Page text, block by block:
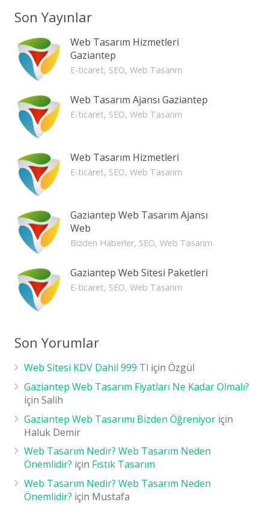
Son Yayınlar
Web Tasarım Hizmetleri
Gaziantep
E-ticaret, SEO, Web Tasarım
Web Tasarım Ajansı Gaziantep
E-ticaret, SEO, Web Tasarım
Web Tasarım Hizmetleri
E-ticaret, SEO, Web Tasarım
Gaziantep Web Tasarım Ajansı
Web
Bizden Haberler, SEO, Web Tasarım
Gaziantep Web Sitesi Paketleri
E-ticaret, SEO, Web Tasarım
Son Yorumlar
Web Sitesi KDV Dahil 999 Tl için Özgül
Gaziantep Web Tasarım Fiyatları Ne Kadar Olmalı?
için Salih
Gaziantep Web Tasarımı Bizden Öğreniyor için
Haluk Demir
Web Tasarım Nedir? Web Tasarım Neden
Önemlidir? için Fıstık Tasarım
Web Tasarım Nedir? Web Tasarım Neden
Önemlidir? için Mustafa